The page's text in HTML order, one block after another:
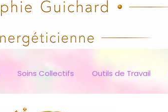
Soins Collectifs Outils de Travail